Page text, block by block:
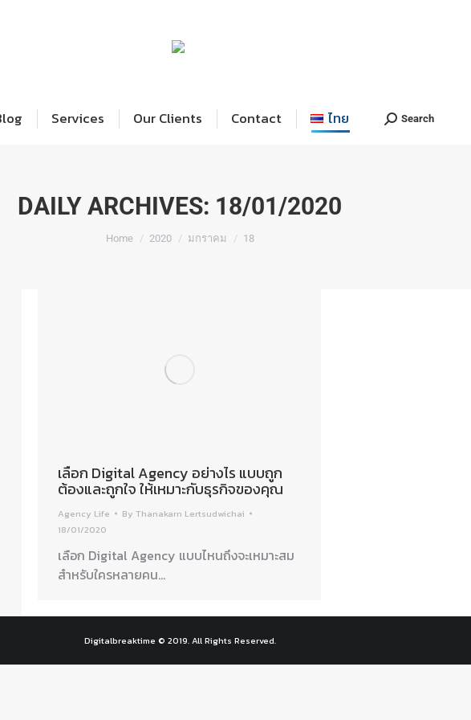
Services Our Clients Contact ไทย Search
DAILY ARCHIVES: 18/01/2020
You are here:
Home 2020 มกราคม 18
เลือก Digital Agency อย่างไร แบบถูก
ต้องและถูกใจ ให้เหมาะกับธุรกิจของคุณ
Agency Life By Thanakarn Lertsudwichai
18/01/2020
เลือก Digital Agency แบบไหนถึงจะเหมาะสม
สำหรับใครหลายคน…
Digitalbreaktime © 2019. All Rights Reserved.